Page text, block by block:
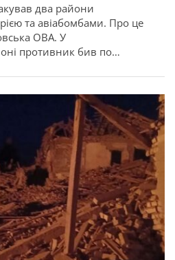
два райони
та авіабомбами. Про це
ОВА. У
противник бив по
інфраструктура,
По Васильківській громаді
Сталася пожежа. Знищений
будинків, гімназія, 2
[…]